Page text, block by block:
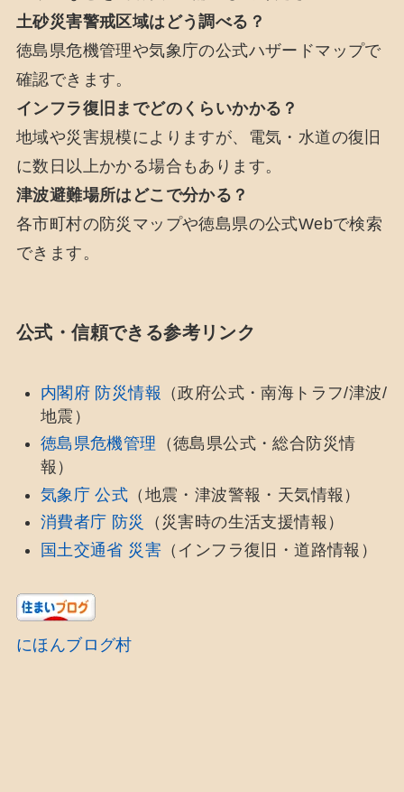
土砂災害警戒区域はどう調べる？
徳島県危機管理や気象庁の公式ハザードマップで
確認できます。
インフラ復旧までどのくらいかかる？
地域や災害規模によりますが、電気・水道の復旧
に数日以上かかる場合もあります。
津波避難場所はどこで分かる？
各市町村の防災マップや徳島県の公式Webで検索
できます。
公式・信頼できる参考リンク
内閣府 防災情報
（政府公式・南海トラフ/津波/
地震）
徳島県危機管理 （徳島県公式・総合防災情
報）
気象庁 公式 （地震・津波警報・天気情報）
消費者庁 防災
（災害時の生活支援情報）
国土交通省 災害 （インフラ復旧・道路情報）
にほんブログ村